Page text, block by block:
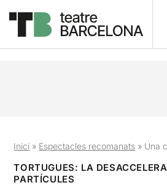
Inici » Espectacles recomanats » Una
TORTUGUES: LA
PARTÍCULES